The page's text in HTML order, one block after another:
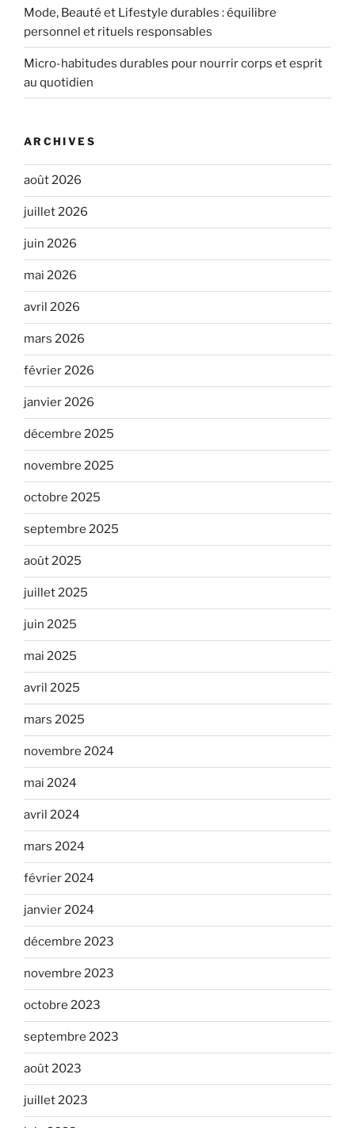
Mode, Beauté et Lifestyle durables : équilibre
personnel et rituels responsables
Micro-habitudes durables pour nourrir corps et esprit
au quotidien
ARCHIVES
août 2026
juillet 2026
juin 2026
mai 2026
avril 2026
mars 2026
février 2026
janvier 2026
décembre 2025
novembre 2025
octobre 2025
septembre 2025
août 2025
juillet 2025
juin 2025
mai 2025
avril 2025
mars 2025
novembre 2024
mai 2024
avril 2024
mars 2024
février 2024
janvier 2024
décembre 2023
novembre 2023
octobre 2023
septembre 2023
août 2023
juillet 2023